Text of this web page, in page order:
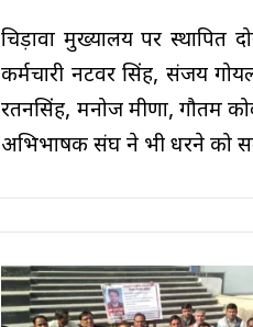
चिड़ावा मुख्यालय पर स्थापित
कर्मचारी नटवर सिंह, संजय
रतनसिंह, मनोज मीणा, गौतम
अभिभाषक संघ ने भी धरने को